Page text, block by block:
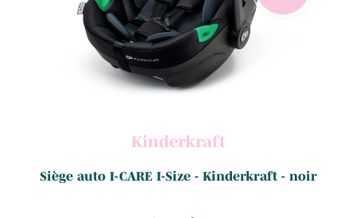
Kinderkraft
Siège auto I-CARE I-Size - Kinderkraft - noir